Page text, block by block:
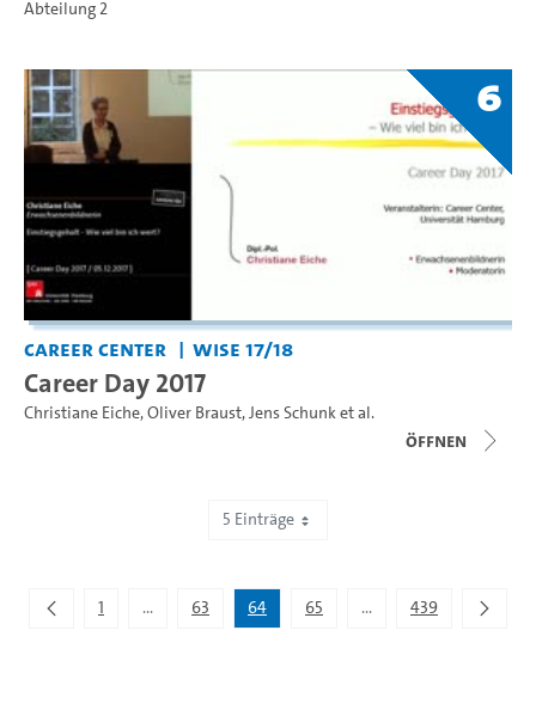
Abteilung 2
6
Career Center WiSe 17/18
Career Day 2017
Christiane Eiche,Oliver Braust,Jens Schunket al.
Öffnen
5 Einträge
1 ...Zwischenseiten Navigieren mit TAB-Taste.
63 64 65 ...Zwischenseiten
439